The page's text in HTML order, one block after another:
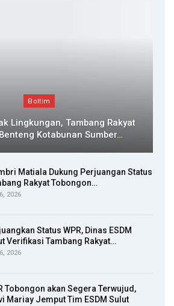
Boltim
Lingkungan, Tambang Rakyat
Kotabunan Sumber…
Matiala Dukung Perjuangan Status
Rakyat Tobongon…
2026
Status WPR, Dinas ESDM
Verifikasi Tambang Rakyat…
2026
Tobongon akan Segera Terwujud,
Mariay Jemput Tim ESDM Sulut